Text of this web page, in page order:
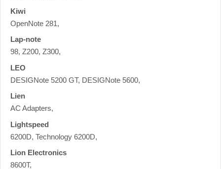
Kiwi
OpenNote 281,
Lap-note
98, Z200, Z300,
LEO
DESIGNote 5200 GT, DESIGNote 5600,
Lien
AC Adapters,
Lightspeed
6200D, Technology 6200D,
Lion Electronics
8600T,